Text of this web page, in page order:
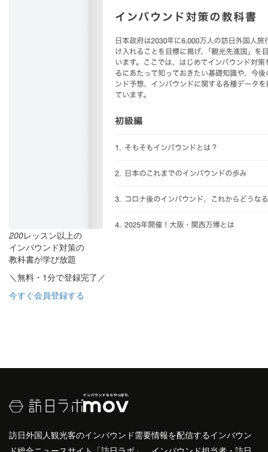
200レッスン以上の
インバウンド対策の
教科書が学び放題
＼無料・1分で登録完了／
今すぐ会員登録する
訪日外国人観光客のインバウンド需要情報を配信するインバウン